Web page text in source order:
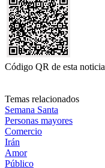
Código QR de esta noticia
Temas relacionados
Semana Santa
Personas mayores
Comercio
Irán
Amor
Público